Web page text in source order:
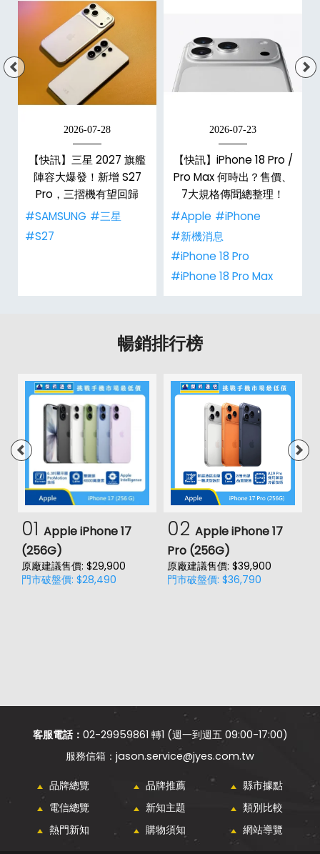
2026-07-28
【快訊】三星 2027 旗艦
陣容大爆發！新增 S27
Pro，三摺機有望回歸
#SAMSUNG #三星
#S27
2026-07-23
【快訊】iPhone 18 Pro /
Pro Max 何時出？售價、
7大規格傳聞總整理！
#Apple #iPhone
#新機消息
#iPhone 18 Pro
#iPhone 18 Pro Max
暢銷排行榜
01 Apple iPhone 17
(256G)
原廠建議售價: $29,900
門市破盤價: $28,490
02 Apple iPhone 17
Pro (256G)
原廠建議售價: $39,900
門市破盤價: $36,790
客服電話： 02-29959861 轉1 (週一到週五 09:00-17:00)
jason.service@jyes.com.tw
品牌總覽 品牌推薦
縣市據點
電信總覽
新知主題
類別比較
熱門新知
購物須知 網站導覽